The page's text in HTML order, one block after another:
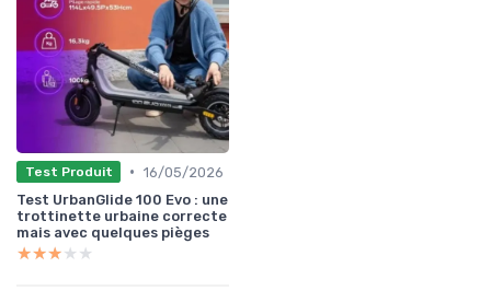
Test Produit • 16/05/2026
Test UrbanGlide 100 Evo : une
trottinette urbaine correcte
mais avec quelques pièges
★★★★★
★★★★★